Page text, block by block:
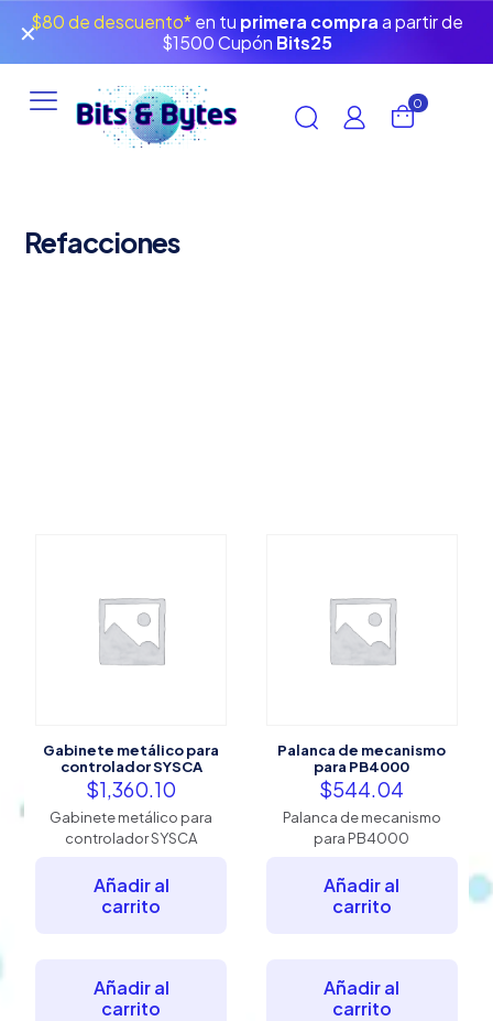
$80 de descuento*en tu primera compra a partir de
$1500 Cupón Bits25
✕
0
Refacciones
Gabinete metálico para
controlador SYSCA
$1,360.10
Gabinete metálico para
controlador SYSCA
Añadir al
carrito
Añadir al
carrito
Palanca de mecanismo
para PB4000
$544.04
Palanca de mecanismo
para PB4000
Añadir al
carrito
Añadir al
carrito